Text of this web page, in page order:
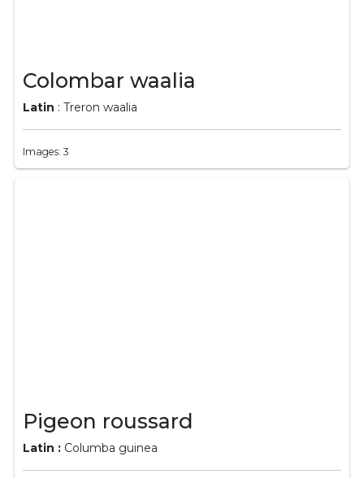
Colombar waalia
Latin : Treron waalia
Images: 3
Pigeon roussard
Latin : Columba guinea